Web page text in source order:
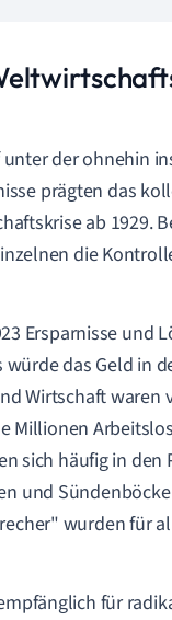
der ohnehin
prägten das
ab 1929.
die
Ersparnisse und
das Geld in
Wirtschaft waren
Millionen
sich häufig in
und
wurden für
für